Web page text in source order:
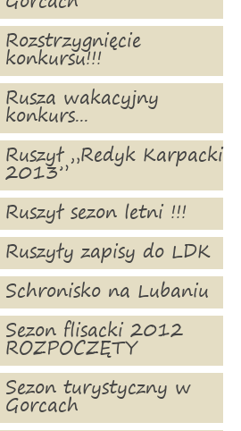
Rozstrzygnięcie
konkursu!!!
Rusza wakacyjny
konkurs...
Ruszył „Redyk Karpacki
2013”
Ruszył sezon letni !!!
Ruszyły zapisy do LDK
Schronisko na Lubaniu
Sezon flisacki 2012
ROZPOCZĘTY
Sezon turystyczny w
Gorcach